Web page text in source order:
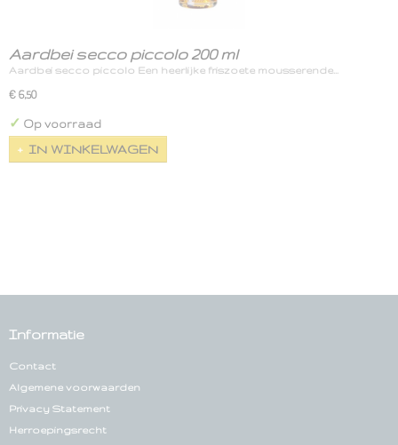
Aardbei secco piccolo 200 ml
Aardbei secco piccolo Een heerlijke friszoete mousserende…
€ 6,50
✓ Op voorraad
IN WINKELWAGEN
Informatie
Contact
Algemene voorwaarden
Privacy Statement
Herroepingsrecht